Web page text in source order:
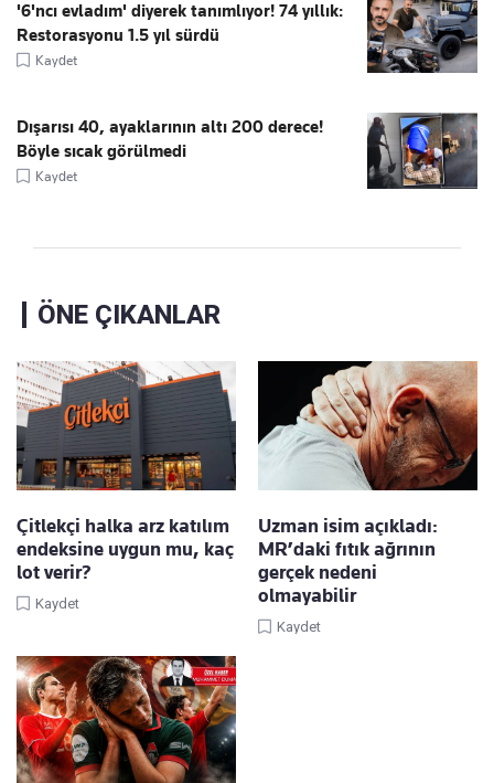
'6'ncı evladım' diyerek tanımlıyor! 74 yıllık:
Restorasyonu 1.5 yıl sürdü
Kaydet
Dışarısı 40, ayaklarının altı 200 derece!
Böyle sıcak görülmedi
Kaydet
ÖNE ÇIKANLAR
Çitlekçi halka arz katılım
endeksine uygun mu, kaç
lot verir?
Kaydet
Uzman isim açıkladı:
MR’daki fıtık ağrının
gerçek nedeni
olmayabilir
Kaydet